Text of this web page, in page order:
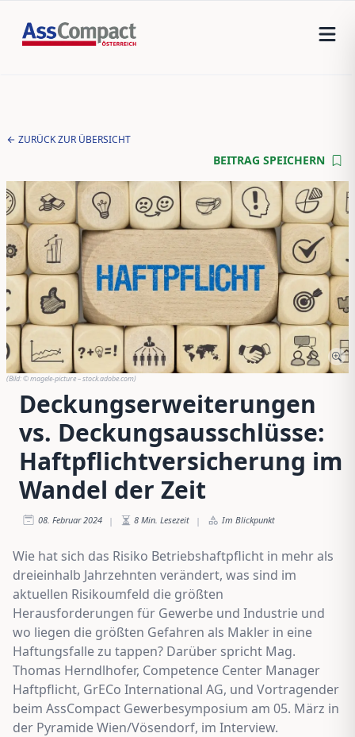
ZURÜCK ZUR ÜBERSICHT
BEITRAG SPEICHERN
(Bild:© magele-picture – stock.adobe.com)
Deckungserweiterungen
vs. Deckungsausschlüsse:
Haftpflichtversicherung im
Wandel der Zeit
08. Februar 2024 | 8 Min. Lesezeit | Im Blickpunkt
Wie hat sich das Risiko Betriebshaftpflicht in mehr als
dreieinhalb Jahrzehnten verändert, was sind im
aktuellen Risikoumfeld die größten
Herausforderungen für Gewerbe und Industrie und
wo liegen die größten Gefahren als Makler in eine
Haftungsfalle zu tappen? Darüber spricht Mag.
Thomas Herndlhofer, Competence Center Manager
Haftpflicht, GrECo International AG, und Vortragender
beim AssCompact Gewerbesymposium am 05. März in
der Pyramide Wien/Vösendorf, im Interview.